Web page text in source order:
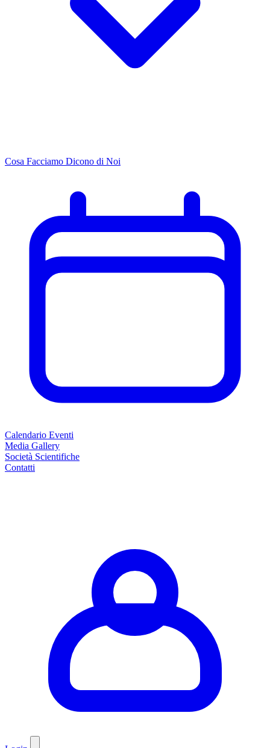
Cosa Facciamo Dicono di Noi
Calendario Eventi
Media Gallery
Società Scientifiche
Contatti